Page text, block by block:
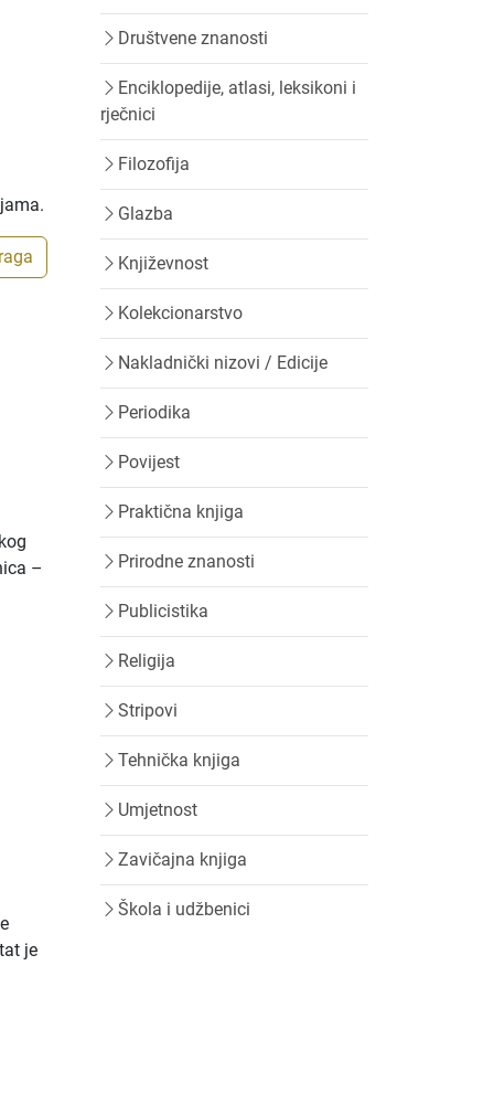
–
je
Društvene znanosti
Enciklopedije, atlasi, leksikoni i
rječnici
Filozofija
Glazba
Književnost
Kolekcionarstvo
Nakladnički nizovi / Edicije
Periodika
Povijest
Praktična knjiga
Prirodne znanosti
Publicistika
Religija
Stripovi
Tehnička knjiga
Umjetnost
Zavičajna knjiga
Škola i udžbenici